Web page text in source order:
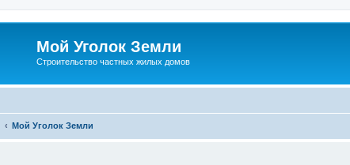
Мой Уголок Земли
Cтроительство частных жилых домов
Мой Уголок Земли